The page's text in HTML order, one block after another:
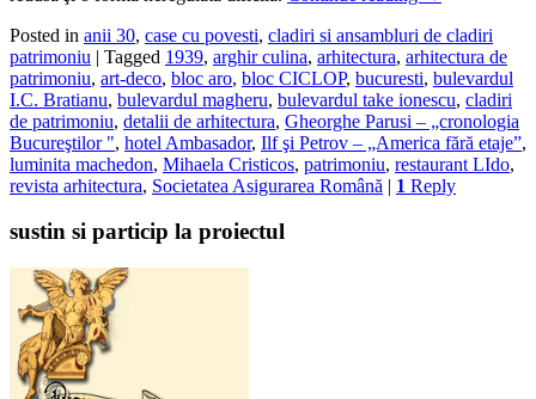
Posted in anii 30, case cu povesti, cladiri si ansambluri de cladiri
patrimoniu | Tagged 1939, arghir culina, arhitectura, arhitectura de
patrimoniu, art-deco, bloc aro, bloc CICLOP, bucuresti, bulevardul
I.C. Bratianu, bulevardul magheru, bulevardul take ionescu, cladiri
de patrimoniu, detalii de arhitectura, Gheorghe Parusi – „cronologia
Bucureştilor ", hotel Ambasador, Ilf şi Petrov – „America fără etaje”,
luminita machedon, Mihaela Cristicos, patrimoniu, restaurant LIdo,
revista arhitectura, Societatea Asigurarea Română | 1 Reply
sustin si particip la proiectul